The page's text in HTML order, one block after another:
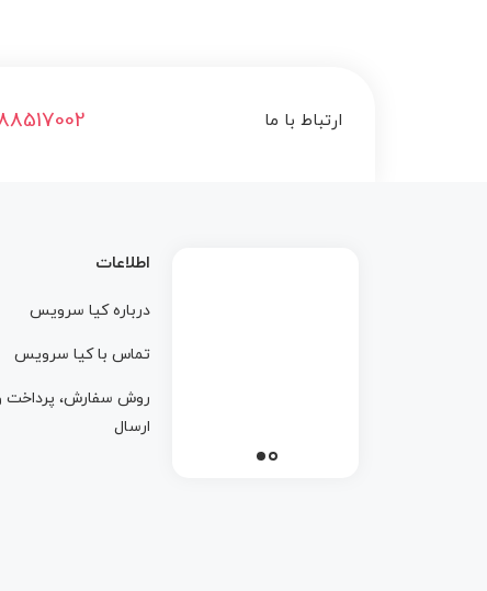
ارتباط با ما
اطلاعات
درباره کيا سرويس
تماس با کيا سرويس
روش سفارش، پرداخت
ارسال